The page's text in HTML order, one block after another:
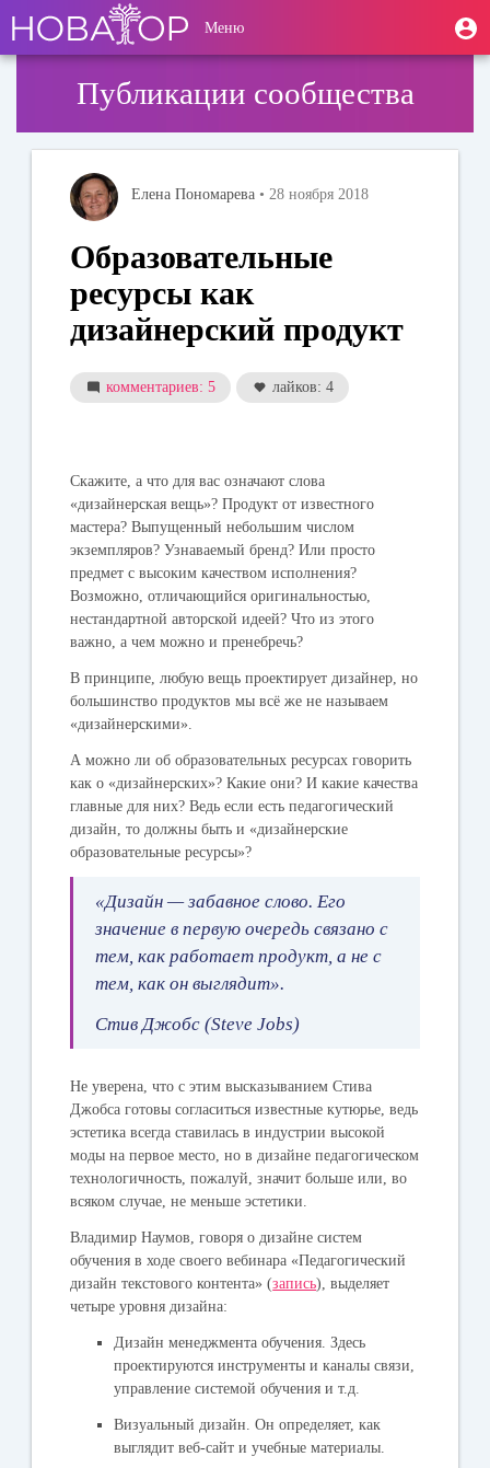
основному
содержанию
User
account
Меню
Публикации сообщества
Елена Пономарева • 28 ноября 2018
Образовательные
ресурсы как
дизайнерский продукт
комментариев: 5 лайков: 4
Скажите, а что для вас означают слова
«дизайнерская вещь»? Продукт от известного
мастера? Выпущенный небольшим числом
экземпляров? Узнаваемый бренд? Или просто
предмет с высоким качеством исполнения?
Возможно, отличающийся оригинальностью,
нестандартной авторской идеей? Что из этого
важно, а чем можно и пренебречь?
В принципе, любую вещь проектирует дизайнер, но
большинство продуктов мы всё же не называем
«дизайнерскими».
А можно ли об образовательных ресурсах говорить
как о «дизайнерских»? Какие они? И какие качества
главные для них? Ведь если есть педагогический
дизайн, то должны быть и «дизайнерские
образовательные ресурсы»?
«Дизайн — забавное слово. Его
значение в первую очередь связано с
тем, как работает продукт, а не с
тем, как он выглядит».
Стив Джобс (Steve Jobs)
Не уверена, что с этим высказыванием Стива
Джобса готовы согласиться известные кутюрье, ведь
эстетика всегда ставилась в индустрии высокой
моды на первое место, но в дизайне педагогическом
технологичность, пожалуй, значит больше или, во
всяком случае, не меньше эстетики.
Владимир Наумов, говоря о дизайне систем
обучения в ходе своего вебинара «Педагогический
дизайн текстового контента» (запись), выделяет
четыре уровня дизайна:
Дизайн менеджмента обучения . Здесь
проектируются инструменты и каналы связи,
управление системой обучения и т.д.
Визуальный дизайн. Он определяет, как
выглядит веб-сайт и учебные материалы.